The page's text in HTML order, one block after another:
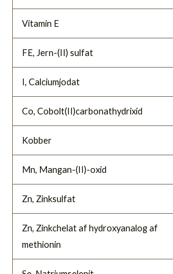
Vitamin E
FE, Jern-(II) sulfat
I, Calciumjodat
Co, Cobolt(II)carbonathydrixid
Kobber
Mn, Mangan-(II)-oxid
Zn, Zinksulfat
Zn, Zinkchelat af hydroxyanalog af
methionin